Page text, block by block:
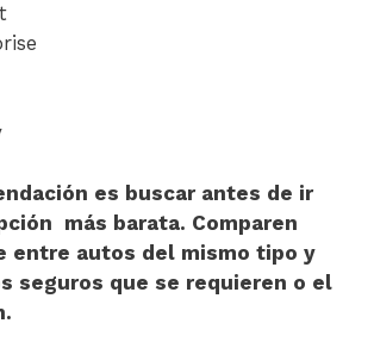
es buscar antes de ir
más barata. Comparen
entre autos del mismo tipo y
seguros que se requieren o el